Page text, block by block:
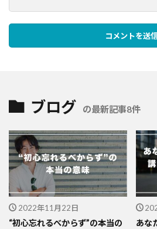
ブログ の最新記事8件
2022年11月22日
“初心忘れるべからず”の本当の
あな